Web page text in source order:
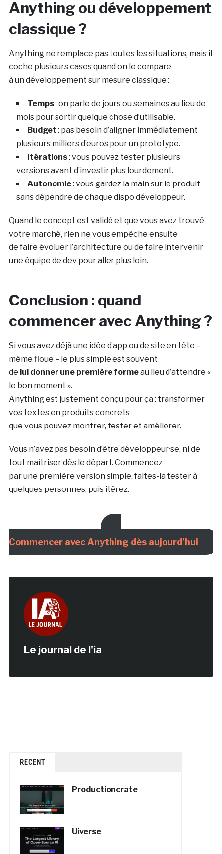
Anything ou développement
classique ?
Anything ne remplace pas toutes les situations, mais il
coche plusieurs cases quand on le compare
à un développement sur mesure classique :
Temps: on parle de jours ou semaines au lieu de
mois pour sortir quelque chose d’utilisable.
Budget : pas besoin d’aligner immédiatement
plusieurs milliers d’euros pour un prototype.
Itérations: vous pouvez tester plusieurs
versions avant d’investir plus lourdement.
Autonomie: vous gardez la main sur le produit
sans dépendre de chaque dispo développeur.
Quand le concept est validé et que vous avez trouvé
votre marché, rien ne vous empêche ensuite
de faire évoluer l’architecture ou de faire intervenir
une équipe de dev pour aller plus loin.
Conclusion : quand
commencer avec Anything ?
Si vous avez déjà une idée d’app ou de site en tête –
même floue – le plus simple est souvent
de lui donner une première formeau lieu d’attendre «
le bon moment ».
Anything est justement conçu pour ça : transformer
vos textes en produits concrets
que vous pouvez montrer, tester et améliorer.
Vous n’avez pas besoin d’être développeur·se, ni de
tout maîtriser dès le départ. Commencez
par une première version simple, faites-la tester à
quelques personnes, puis itérez.
Commencer avec Anything dès aujourd’hui
Le journal de l'ia
RECENT
Productioncrate
Uiverse